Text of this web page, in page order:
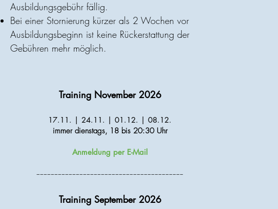
Ausbildungsgebühr fällig.
Bei einer Stornierung kürzer als 2 Wochen vor
Ausbildungsbeginn ist keine Rückerstattung der
Gebühren mehr möglich.
Training November 2026
17.11. | 24.11. | 01.12. | 08.12.
immer dienstags, 18 bis 20:30 Uhr
Anmeldung per E-Mail
-----------------------------------------
Training September 2026